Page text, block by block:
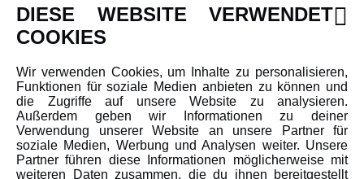
Newsletter
Karriere
Amewi Kataloge
MEHR VON AMEWI
DIESE WEBSITE VERWENDET
COOKIES
Wir verwenden Cookies, um Inhalte zu personalisieren,
Funktionen für soziale Medien anbieten zu können und
die Zugriffe auf unsere Website zu analysieren.
Außerdem geben wir Informationen zu deiner
Verwendung unserer Website an unsere Partner für
soziale Medien, Werbung und Analysen weiter. Unsere
Partner führen diese Informationen möglicherweise mit
weiteren Daten zusammen, die du ihnen bereitgestellt